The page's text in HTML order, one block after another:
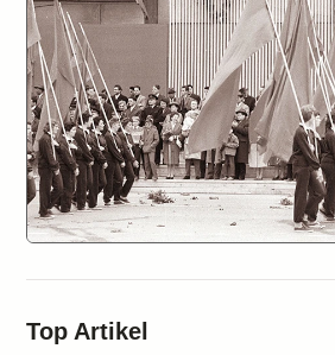
Top Artikel